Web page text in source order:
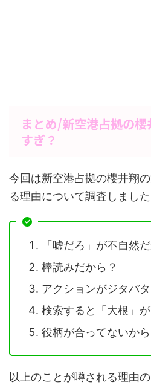
まとめ/新空港占拠の
すぎ？
今回は新空港占拠の櫻井翔
る理由について調査しました
「嘘だろ」が不自然
棒読みだから？
アクションがジタバ
検索すると「大根」
役柄が合ってないから
以上のことが噂される理由の